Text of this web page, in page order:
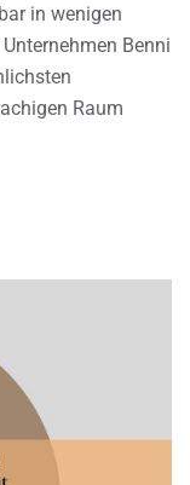
in wenigen
Benni
Raum